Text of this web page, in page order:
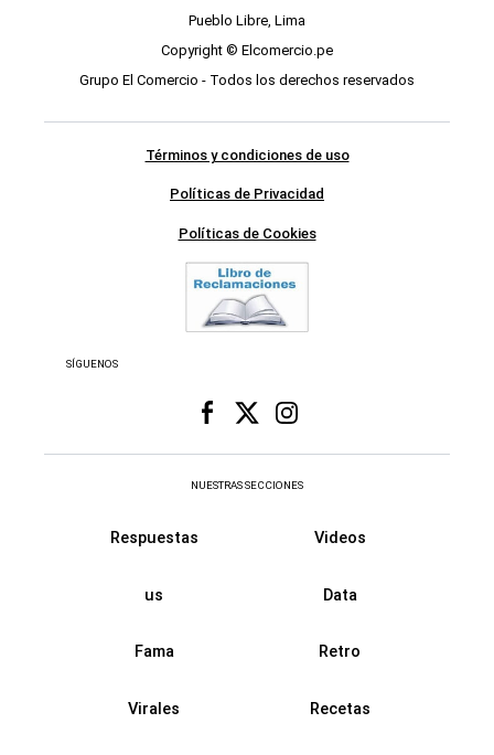
Pueblo Libre, Lima
Copyright © Elcomercio.pe
Grupo El Comercio - Todos los derechos reservados
Términos y condiciones de uso
Políticas de Privacidad
Políticas de Cookies
SÍGUENOS
NUESTRAS SECCIONES
Respuestas Videos
us Data
Fama Retro
Virales Recetas